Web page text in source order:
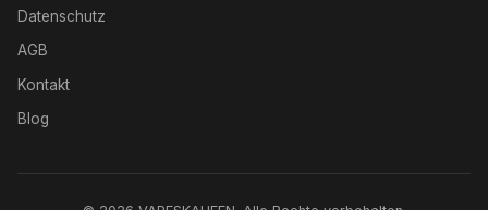
Datenschutz
AGB
Kontakt
Blog